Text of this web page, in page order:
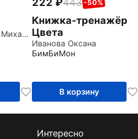
Чиркова Людмила Михайловна
-50%
Книжка-тренажёр
Цвета
Иванова Оксана
БимБиМон
В корзину
Интересно